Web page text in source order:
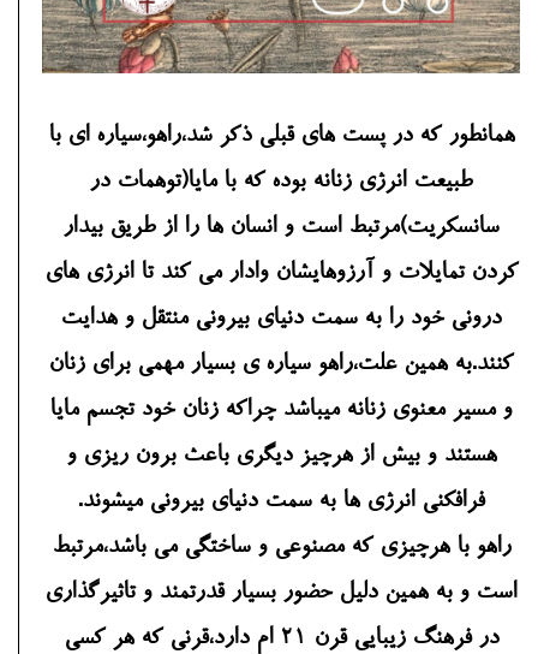
همانطور که در پست های قبلی ذکر شد،راهو،سیاره ای با
طبیعت انرژی زنانه بوده که با مایا(توهمات در
سانسکریت)مرتبط است و انسان ها را از طریق بیدار
کردن تمایلات و آرزوهایشان وادار می کند تا انرژی های
درونی خود را به سمت دنیای بیرونی منتقل و هدایت
کنند.به همین علت،راهو سیاره ی بسیار مهمی برای زنان
و مسیر معنوی زنانه میباشد چراکه زنان خود تجسم مایا
هستند و بیش از هرچیز دیگری باعث برون ریزی و
فرافکنی انرژی ها به سمت دنیای بیرونی میشوند.
راهو با هرچیزی که مصنوعی و ساختگی می باشد،مرتبط
است و به همین دلیل حضور بسیار قدرتمند و تاثیرگذاری
در فرهنگ زیبایی قرن 21 ام دارد،قرنی که هر کسی